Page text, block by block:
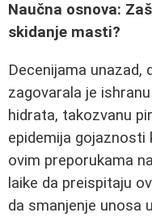
Naučna osnova:
skidanje masti?
Decenijama unazad,
zagovarala je
hidrata, takozvanu
epidemija gojaznosti
ovim preporukama
laike da preispitaju
da smanjenje unosa